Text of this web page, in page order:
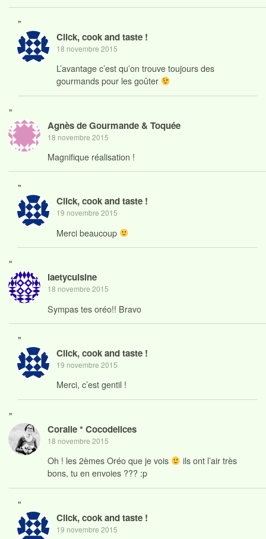
"
Click, cook and taste !
18 novembre 2015
L’avantage c’est qu’on trouve toujours des
gourmands pour les goûter
"
Agnès de Gourmande & Toquée
18 novembre 2015
Magnifique réalisation !
"
Click, cook and taste !
19 novembre 2015
Merci beaucoup
"
laetycuisine
18 novembre 2015
Sympas tes oréo!! Bravo
"
Click, cook and taste !
19 novembre 2015
Merci, c’est gentil !
"
Coralie * Cocodelices
18 novembre 2015
Oh ! les 2èmes Oréo que je vois
ils ont l’air très
bons, tu en envoies ??? :p
"
Click, cook and taste !
19 novembre 2015